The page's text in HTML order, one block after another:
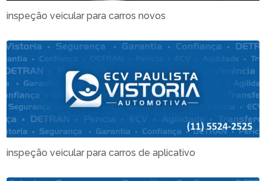
inspeção veicular para carros novos
inspeção veicular para carros de aplicativo